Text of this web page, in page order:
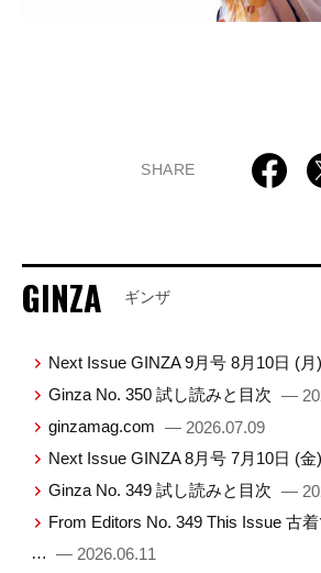
SHARE
GINZA ギンザ
Next Issue GINZA 9月号 8月10日 (月
Ginza No. 350 試し読みと目次 —
ginzamag.com — 2026.07.09
Next Issue GINZA 8月号 7月10日 (金
Ginza No. 349 試し読みと目次 —
From Editors No. 349 This Issue 古
… — 2026.06.11